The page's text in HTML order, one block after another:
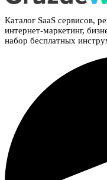
Каталог SaaS сервисов,
интернет-маркетинг,
набор бесплатных